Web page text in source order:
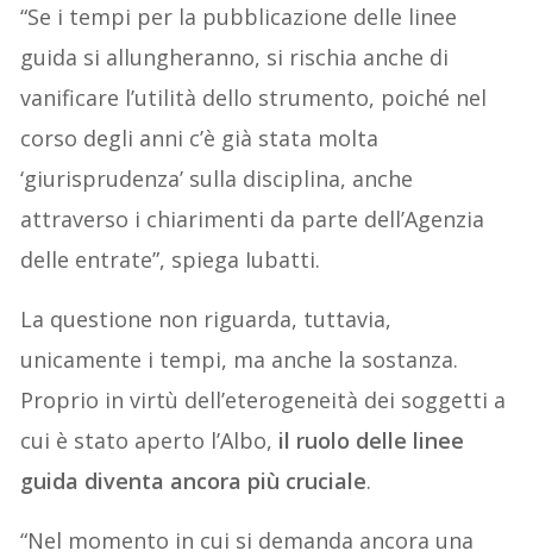
“Se i tempi per la pubblicazione delle linee
guida si allungheranno, si rischia anche di
vanificare l’utilità dello strumento, poiché nel
corso degli anni c’è già stata molta
‘giurisprudenza’ sulla disciplina, anche
attraverso i chiarimenti da parte dell’Agenzia
delle entrate”, spiega Iubatti.
La questione non riguarda, tuttavia,
unicamente i tempi, ma anche la sostanza.
Proprio in virtù dell’eterogeneità dei soggetti a
cui è stato aperto l’Albo, il ruolo delle linee
guida diventa ancora più cruciale.
“Nel momento in cui si demanda ancora una